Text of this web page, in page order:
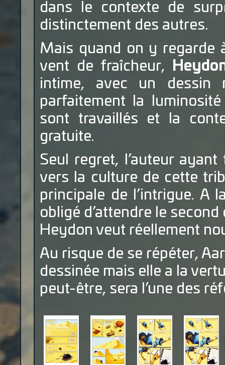
dans le contexte de
distinctement des autres.
Mais quand on y regarde
vent de fraîcheur,
intime, avec un dessin
parfaitement la
sont travaillés et la
gratuite.
Seul regret, l’auteur
vers la culture de cette
principale de l’intrigue. A
obligé d’attendre le
Heydon veut réellement
Au risque de se répéter,
dessinée mais elle a la
peut-être, sera l’une des